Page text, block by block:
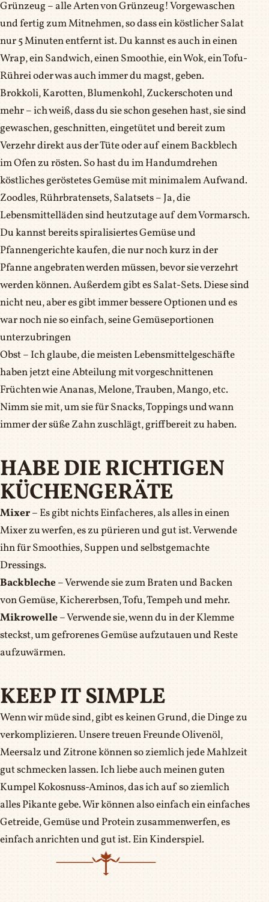
Grünzeug – alle Arten von Grünzeug! Vorgewaschen
und fertig zum Mitnehmen, so dass ein köstlicher Salat
nur 5 Minuten entfernt ist. Du kannst es auch in einen
Wrap, ein Sandwich, einen Smoothie, ein Wok, ein Tofu-
Rührei oder was auch immer du magst, geben.
Brokkoli, Karotten, Blumenkohl, Zuckerschoten und
mehr – ich weiß, dass du sie schon gesehen hast, sie sind
gewaschen, geschnitten, eingetütet und bereit zum
Verzehr direkt aus der Tüte oder auf einem Backblech
im Ofen zu rösten. So hast du im Handumdrehen
köstliches geröstetes Gemüse mit minimalem Aufwand.
Zoodles, Rührbratensets, Salatsets – Ja, die
Lebensmittelläden sind heutzutage auf dem Vormarsch.
Du kannst bereits spiralisiertes Gemüse und
Pfannengerichte kaufen, die nur noch kurz in der
Pfanne angebraten werden müssen, bevor sie verzehrt
werden können. Außerdem gibt es Salat-Sets. Diese sind
nicht neu, aber es gibt immer bessere Optionen und es
war noch nie so einfach, seine Gemüseportionen
unterzubringen
Obst – Ich glaube, die meisten Lebensmittelgeschäfte
haben jetzt eine Abteilung mit vorgeschnittenen
Früchten wie Ananas, Melone, Trauben, Mango, etc.
Nimm sie mit, um sie für Snacks, Toppings und wann
immer der süße Zahn zuschlägt, griffbereit zu haben.
HABE DIE RICHTIGEN
KÜCHENGERÄTE
Mixer– Es gibt nichts Einfacheres, als alles in einen
Mixer zu werfen, es zu pürieren und gut ist. Verwende
ihn für Smoothies, Suppen und selbstgemachte
Dressings.
Backbleche– Verwende sie zum Braten und Backen
von Gemüse, Kichererbsen, Tofu, Tempeh und mehr.
Mikrowelle– Verwende sie, wenn du in der Klemme
steckst, um gefrorenes Gemüse aufzutauen und Reste
aufzuwärmen.
KEEP IT SIMPLE
Wenn wir müde sind, gibt es keinen Grund, die Dinge zu
verkomplizieren. Unsere treuen Freunde Olivenöl,
Meersalz und Zitrone können so ziemlich jede Mahlzeit
gut schmecken lassen. Ich liebe auch meinen guten
Kumpel Kokosnuss-Aminos, das ich auf so ziemlich
alles Pikante gebe. Wir können also einfach ein einfaches
Getreide, Gemüse und Protein zusammenwerfen, es
einfach anrichten und gut ist. Ein Kinderspiel.